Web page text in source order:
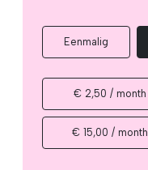
Eenmalig
€ 2,50 / month
€ 15,00 / month